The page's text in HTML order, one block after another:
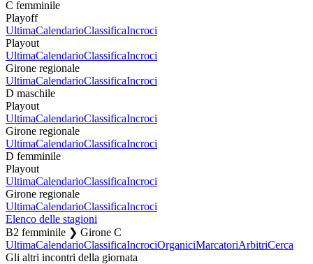
C femminile
Playoff
UltimaCalendarioClassificaIncroci
Playout
UltimaCalendarioClassificaIncroci
Girone regionale
UltimaCalendarioClassificaIncroci
D maschile
Playout
UltimaCalendarioClassificaIncroci
Girone regionale
UltimaCalendarioClassificaIncroci
D femminile
Playout
UltimaCalendarioClassificaIncroci
Girone regionale
UltimaCalendarioClassificaIncroci
Elenco delle stagioni
B2 femminile ❯ Girone C
UltimaCalendarioClassificaIncrociOrganiciMarcatoriArbitriCerca
Gli altri incontri della giornata